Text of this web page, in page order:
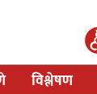
विश्लेषण